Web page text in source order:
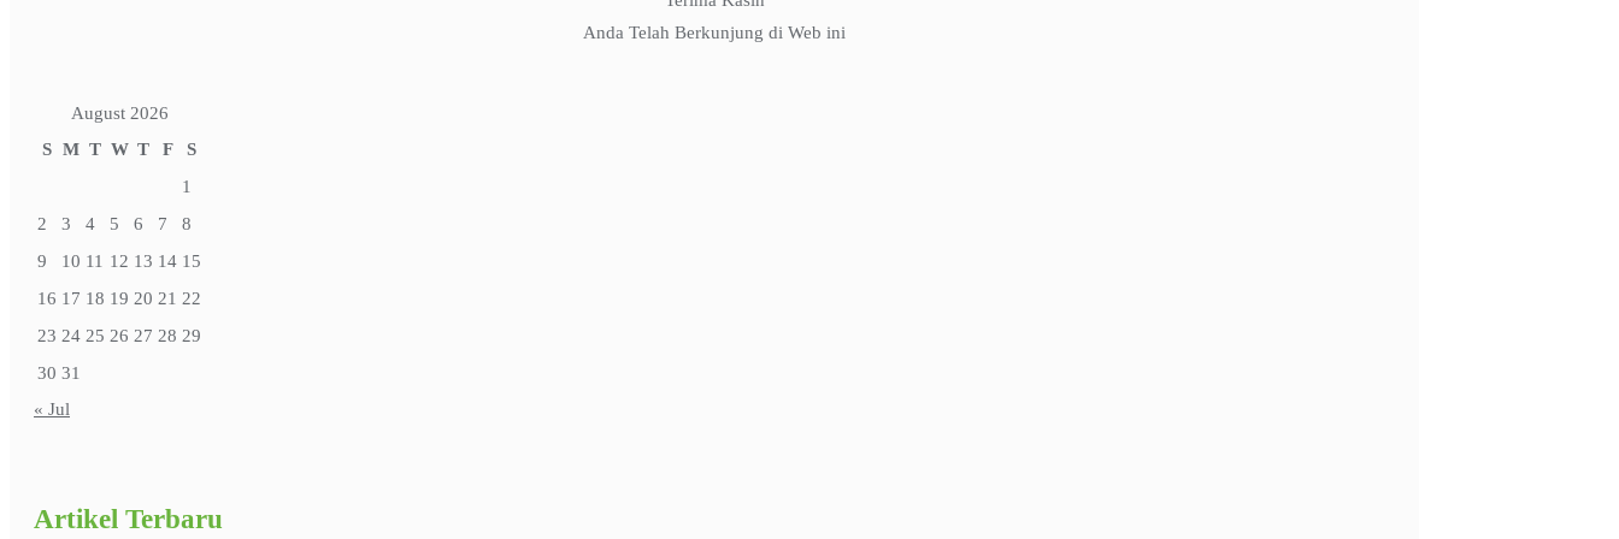
Anda Telah Berkunjung di Web ini
August 2026
S M T W T F
S
1
2
3 4 5 6 7
8
9
10 11 12 13 14 15
16 17 18 19 20 21 22
23 24 25 26 27 28 29
30 31
« Jul
Artikel Terbaru